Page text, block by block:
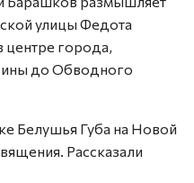
улицы Федота
центре города,
до Обводного
Белушья Губа на Новой
Рассказали